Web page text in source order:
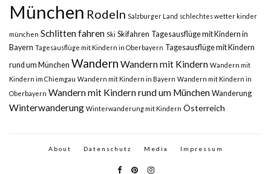
München Rodeln Salzburger Land schlechtes wetter kinder
münchen Schlitten fahren Ski Skifahren Tagesausflüge mit Kindern in
Bayern Tagesausflüge mit Kindern in Oberbayern Tagesausflüge mit Kindern
rund um München Wandern Wandern mit Kindern Wandern mit
Kindern im Chiemgau Wandern mit Kindern in Bayern Wandern mit Kindern in
Oberbayern Wandern mit Kindern rund um München Wanderung
Winterwanderung Winterwanderung mit Kindern Österreich
About Datenschutz Media Impressum